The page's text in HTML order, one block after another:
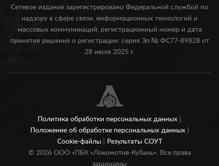
Сетевое издание зарегистрировано Федеральной службой по
надзору в сфере связи, информационных технологий и
массовых коммуникаций, регистрационный номер и дата
принятия решения о регистрации: серия Эл № ФС77-89828 от
28 июля 2025 г.
Политика обработки персональных данных
Положение об обработке персональных данных
Cookie-файлы
Результаты СОУТ
© 2026ООО «ПБК «Локомотив-Кубань». Все права
защищены